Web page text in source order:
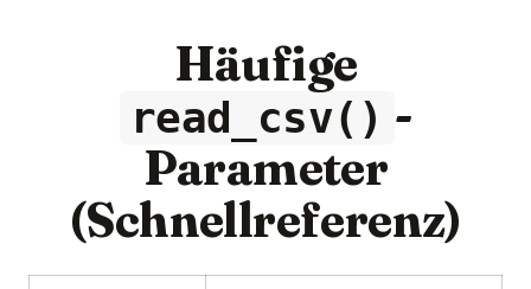
Häufige
read_csv() -
Parameter
(Schnellreferenz)